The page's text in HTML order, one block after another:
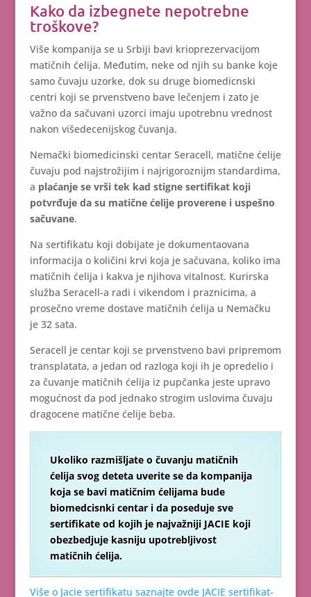
Kako da izbegnete nepotrebne
troškove?
Više kompanija se u Srbiji bavi krioprezervacijom
matičnih ćelija. Međutim, neke od njih su banke koje
samo čuvaju uzorke, dok su druge biomedicnski
centri koji se prvenstveno bave lečenjem i zato je
važno da sačuvani uzorci imaju upotrebnu vrednost
nakon višedecenijskog čuvanja.
Nemački biomedicinski centar Seracell, matične ćelije
čuvaju pod najstrožijim i najrigoroznijm standardima,
a plaćanje se vrši tek kad stigne sertifikat koji
potvrđuje da su matične ćelije proverene i uspešno
sačuvane.
Na sertifikatu koji dobijate je dokumentaovana
informacija o količini krvi koja je sačuvana, koliko ima
matičnih ćelija i kakva je njihova vitalnost. Kurirska
služba Seracell-a radi i vikendom i praznicima, a
prosečno vreme dostave matičnih ćelija u Nemačku
je 32 sata.
Seracell je centar koji se prvenstveno bavi pripremom
transplatata, a jedan od razloga koji ih je opredelio i
za čuvanje matičnih ćelija iz pupčanka jeste upravo
mogućnost da pod jednako strogim uslovima čuvaju
dragocene matične ćelije beba.
Ukoliko razmišljate o čuvanju matičnih
ćelija svog deteta uverite se da kompanija
koja se bavi matičnim ćelijama bude
biomedcisnki centar i da poseduje sve
sertifikate od kojih je najvažniji JACIE koji
obezbedjuje kasniju upotrebljivost
matičnih ćelija.
Više o Jacie sertifikatu saznajte ovde JACIE sertifikat-